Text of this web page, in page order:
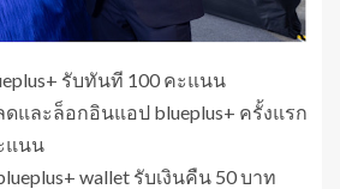
รับทันที 100 คะแนน
และล็อกอินแอป blueplus+ ครั้งแรก
แนน
wallet รับเงินคืน 50 บาท